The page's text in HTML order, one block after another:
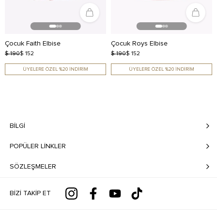
Çocuk Faith Elbise
$ 190$ 152
ÜYELERE ÖZEL %20 İNDİRİM
Çocuk Roys Elbise
$ 190$ 152
ÜYELERE ÖZEL %20 İNDİRİM
BILGI
POPÜLER LİNKLER
SÖZLEŞMELER
BIZI TAKIP ET